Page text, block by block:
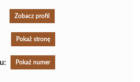
Zobacz profil
Pokaż stronę
Pokaż numer